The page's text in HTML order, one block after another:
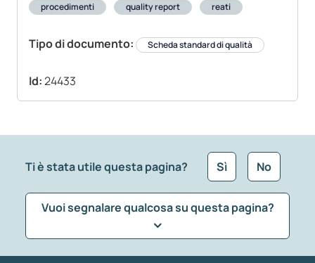
procedimenti
quality report reati
Tipo di documento: Scheda standard di qualità
Id:24433
Ti è stata utile questa pagina? Sì No
Vuoi segnalare qualcosa su questa pagina?